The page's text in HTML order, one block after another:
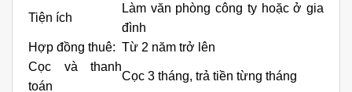
Tiện ích
Làm văn phòng công ty hoặc ở gia
đình
Hợp đồng thuê: Từ 2 năm trở lên
Cọc và thanh
toán
Cọc 3 tháng, trả tiền từng tháng